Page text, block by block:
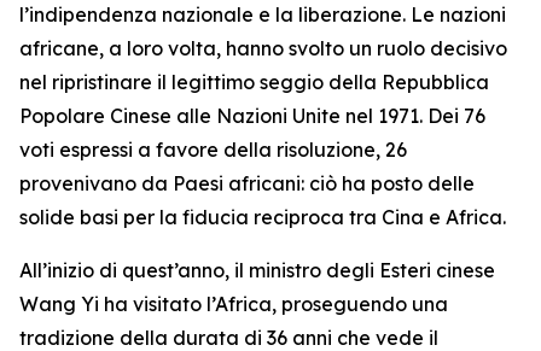
l’indipendenza nazionale e la liberazione. Le nazioni
africane, a loro volta, hanno svolto un ruolo decisivo
nel ripristinare il legittimo seggio della Repubblica
Popolare Cinese alle Nazioni Unite nel 1971. Dei 76
voti espressi a favore della risoluzione, 26
provenivano da Paesi africani: ciò ha posto delle
solide basi per la fiducia reciproca tra Cina e Africa.
All’inizio di quest’anno, il ministro degli Esteri cinese
Wang Yi ha visitato l’Africa, proseguendo una
tradizione della durata di 36 anni che vede il